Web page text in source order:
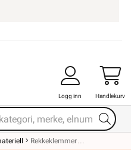
Logg inn Handlekurv
Rekkeklemmer